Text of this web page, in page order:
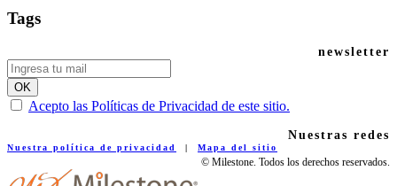
Tags
newsletter
Acepto las Políticas de Privacidad de este sitio.
Nuestras redes
Nuestra política de privacidad | Mapa del sitio
© Milestone. Todos los derechos reservados.